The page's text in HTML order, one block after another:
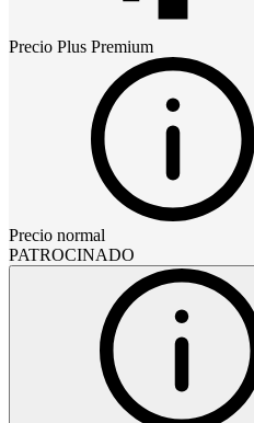
Precio Plus Premium
Precio normal
PATROCINADO